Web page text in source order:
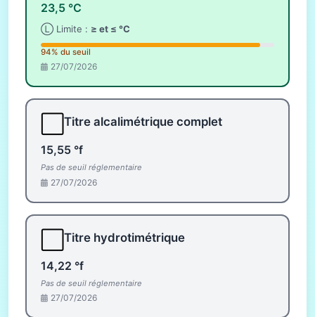
23,5 °C
Ⓛ Limite : ≥ et ≤ °C
94% du seuil
27/07/2026
Titre alcalimétrique complet
15,55 °f
Pas de seuil réglementaire
27/07/2026
Titre hydrotimétrique
14,22 °f
Pas de seuil réglementaire
27/07/2026